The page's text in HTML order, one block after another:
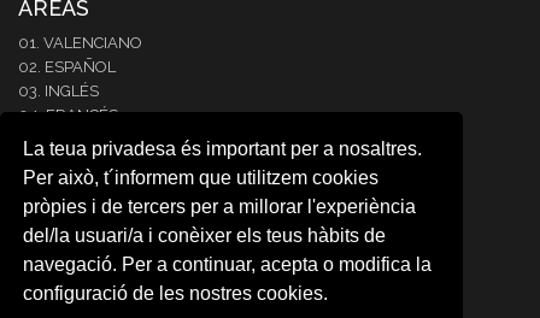
La teua privadesa és important per a nosaltres.
Per això, t´informem que utilitzem cookies
pròpies i de tercers per a millorar l'experiència
del/la usuari/a i conèixer els teus hàbits de
navegació. Per a continuar, acepta o modifica la
configuració de les nostres cookies.
ÁREAS
01. VALENCIANO
02. ESPAÑOL
03. INGLÉS
04. FRANCÉS
05. ITALIANO
06. ALEMÁN
07. PORTUGUÉS
08. COREANO
09. ÁRABE
10. JAPONÉS
11. RUSO
12.NEERLANDÉS